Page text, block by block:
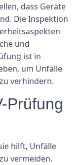
dass Geräte
Die Inspektion
und
ist in
um Unfälle
verhindern.
Prüfung
hilft, Unfälle
vermeiden.